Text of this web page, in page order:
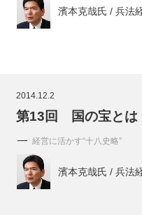
濱本克哉氏 / 兵法
2014.12.2
第13回 国の宝と
経営に活かす“十八史略”
濱本克哉氏 / 兵法